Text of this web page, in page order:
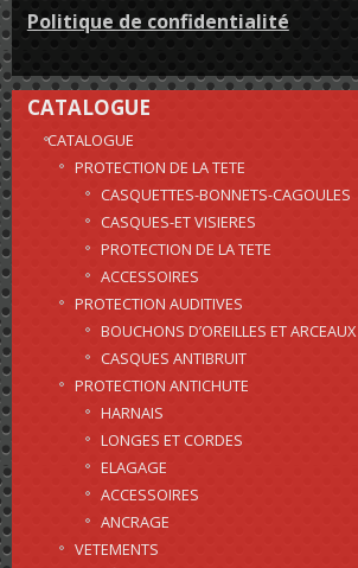
Politique de confidentialité
CATALOGUE
CATALOGUE
PROTECTION DE LA TETE
CASQUETTES-BONNETS-CAGOULES
CASQUES-ET VISIERES
PROTECTION DE LA TETE
ACCESSOIRES
PROTECTION AUDITIVES
BOUCHONS D’OREILLES ET ARCEAUX
CASQUES ANTIBRUIT
PROTECTION ANTICHUTE
HARNAIS
LONGES ET CORDES
ELAGAGE
ACCESSOIRES
ANCRAGE
VETEMENTS